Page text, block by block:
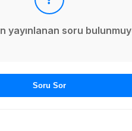
yayınlanan soru
Soru Sor